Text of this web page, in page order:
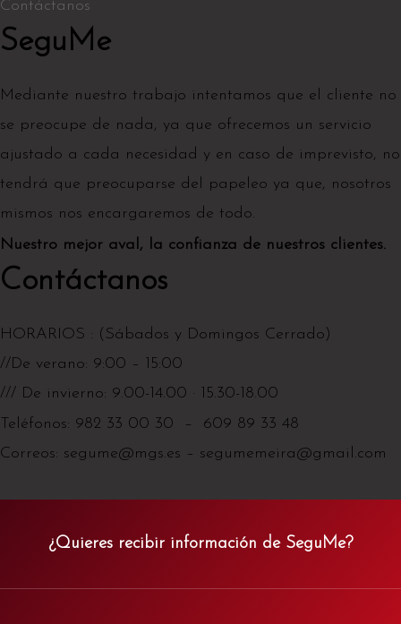
Contáctanos
SeguMe
Mediante nuestro trabajo intentamos que el cliente no
se preocupe de nada, ya que ofrecemos un servicio
ajustado a cada necesidad y en caso de imprevisto, no
tendrá que preocuparse del papeleo ya que, nosotros
mismos nos encargaremos de todo.
Nuestro mejor aval, la confianza de nuestros clientes.
Contáctanos
HORARIOS : (Sábados y Domingos Cerrado)
//De verano: 9:00 – 15:00
/// De invierno: 9.00-14.00 · 15.30-18.00
Teléfonos: 982 33 00 30 – 609 89 33 48
Correos: segume@mgs.es – segumemeira@gmail.com
¿Quieres recibir información de SeguMe?